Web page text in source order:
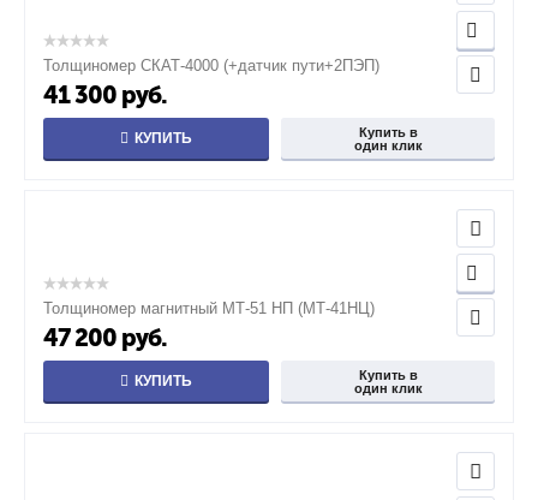
Толщиномер СКАТ-4000 (+датчик пути+2ПЭП)
41 300 руб.
КУПИТЬ
Купить в
один клик
Толщиномер магнитный МТ-51 НП (МТ-41НЦ)
47 200 руб.
КУПИТЬ
Купить в
один клик